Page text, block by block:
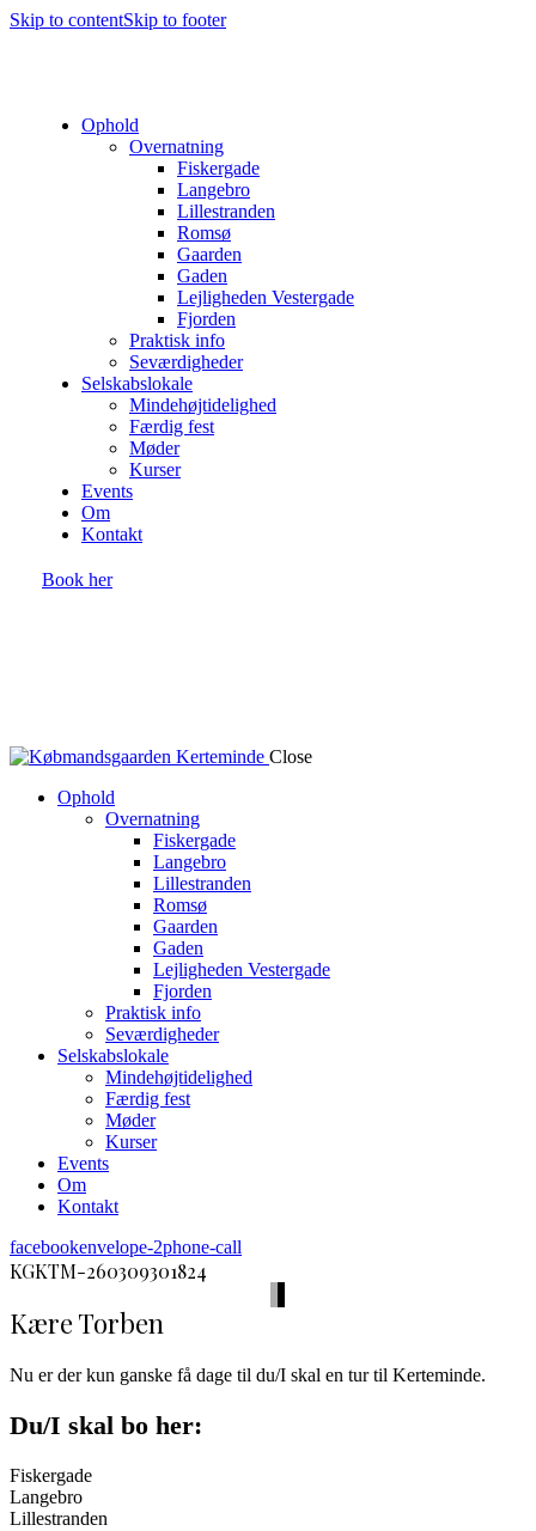
Skip to contentSkip to footer
Ophold
Overnatning
Fiskergade
Langebro
Lillestranden
Romsø
Gaarden
Gaden
Lejligheden Vestergade
Fjorden
Praktisk info
Seværdigheder
Selskabslokale
Mindehøjtidelighed
Færdig fest
Møder
Kurser
Events
Om
Kontakt
Book her
Close
Ophold
Overnatning
Fiskergade
Langebro
Lillestranden
Romsø
Gaarden
Gaden
Lejligheden Vestergade
Fjorden
Praktisk info
Seværdigheder
Selskabslokale
Mindehøjtidelighed
Færdig fest
Møder
Kurser
Events
Om
Kontakt
facebookenvelope-2phone-call
KGKTM-260309301824
Kære Torben
Nu er der kun ganske få dage til du/I skal en tur til Kerteminde.
Du/I skal bo her:
Fiskergade
Langebro
Lillestranden